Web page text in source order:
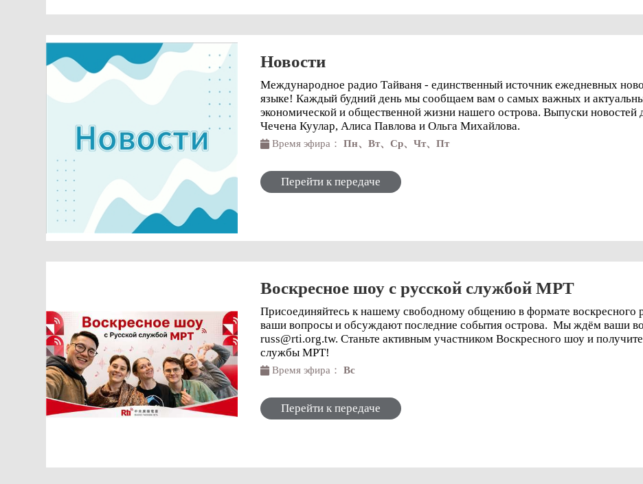
Новости
Международное радио Тайваня - единственный источник ежедневных
языке! Каждый будний день мы сообщаем вам о самых важных и
экономической и общественной жизни нашего острова. Выпуски новостей для вас готовят Мария Ли,
Чечена Куулар, Алиса Павлова и Ольга Михайлова.
Время эфира：Пн、Вт、Ср、Чт、Пт
Перейти к передаче
Воскресное шоу с русской службой МРТ
Присоединяйтесь к нашему свободному общению в формате
ваши вопросы и обсуждают последние события острова. Мы ждём ваши вопросы и ответы по адресу:
russ@rti.org.tw. Станьте активным участником Воскресного шоу и
службы МРТ!
Время эфира：Вс
Перейти к передаче